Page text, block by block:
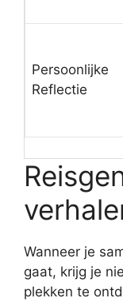
Persoonlijke
Reflectie
Wanneer je
gaat, krijg je
plekken te